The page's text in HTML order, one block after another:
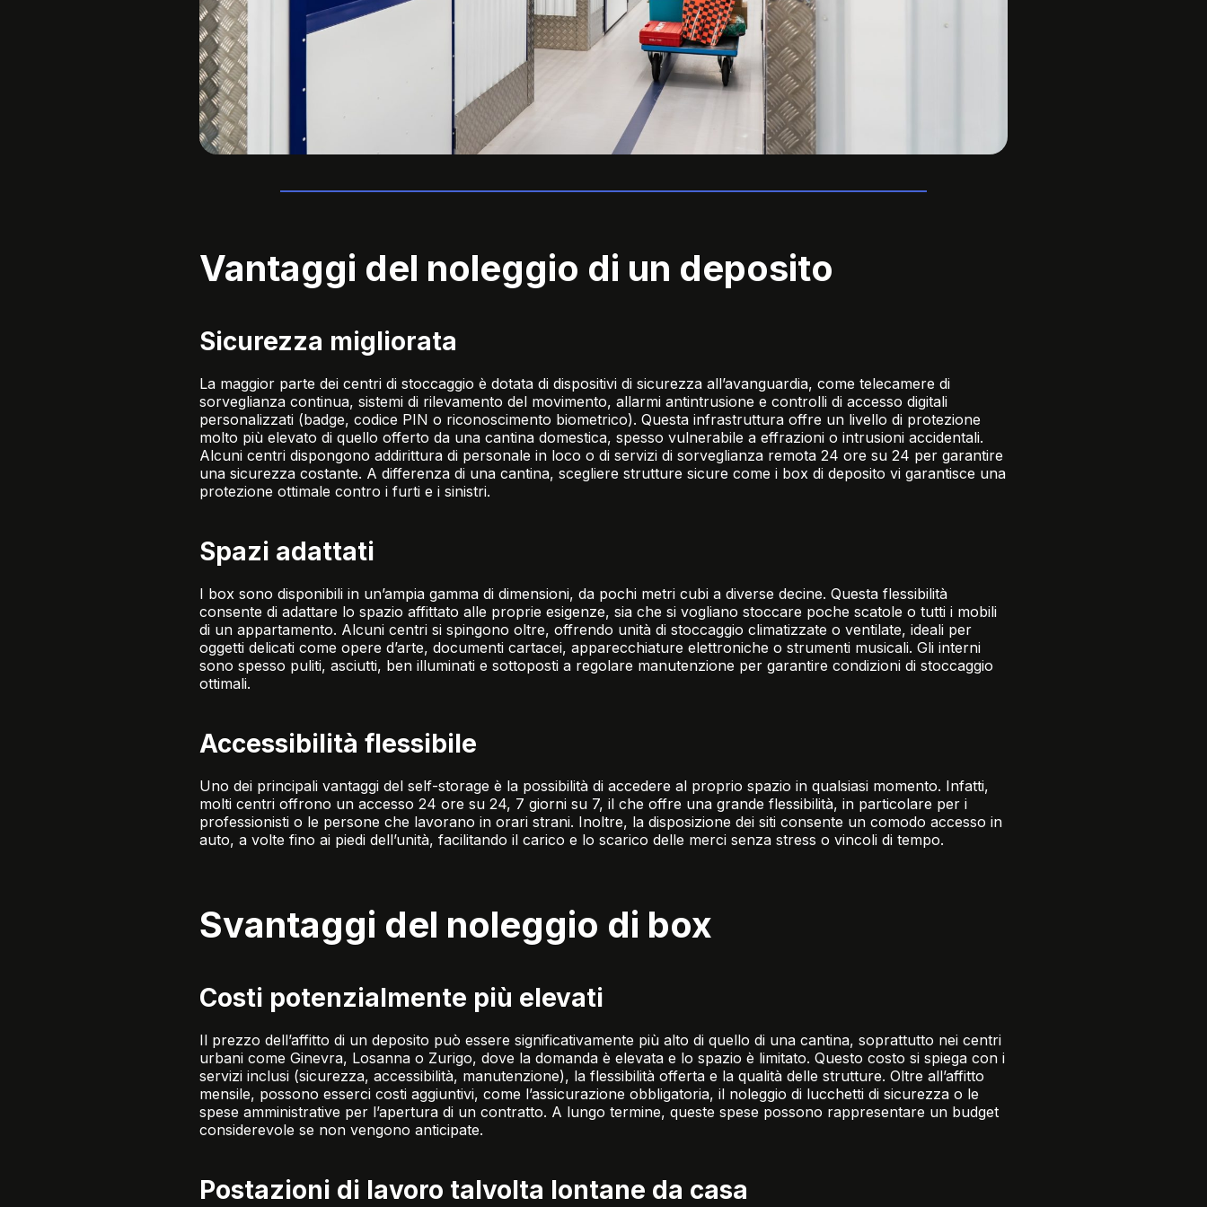
Vantaggi del noleggio di un deposito
Sicurezza migliorata
La maggior parte dei centri di stoccaggio è dotata di dispositivi di sicurezza all’avanguardia, come telecamere di
sorveglianza continua, sistemi di rilevamento del movimento, allarmi antintrusione e controlli di accesso digitali
personalizzati (badge, codice PIN o riconoscimento biometrico). Questa infrastruttura offre un livello di protezione
molto più elevato di quello offerto da una cantina domestica, spesso vulnerabile a effrazioni o intrusioni accidentali.
Alcuni centri dispongono addirittura di personale in loco o di servizi di sorveglianza remota 24 ore su 24 per garantire
una sicurezza costante. A differenza di una cantina, scegliere strutture sicure come i box di deposito vi garantisce una
protezione ottimale contro i furti e i sinistri.
Spazi adattati
I box sono disponibili in un’ampia gamma di dimensioni, da pochi metri cubi a diverse decine. Questa flessibilità
consente di adattare lo spazio affittato alle proprie esigenze, sia che si vogliano stoccare poche scatole o tutti i mobili
di un appartamento. Alcuni centri si spingono oltre, offrendo unità di stoccaggio climatizzate o ventilate, ideali per
oggetti delicati come opere d’arte, documenti cartacei, apparecchiature elettroniche o strumenti musicali. Gli interni
sono spesso puliti, asciutti, ben illuminati e sottoposti a regolare manutenzione per garantire condizioni di stoccaggio
ottimali.
Accessibilità flessibile
Uno dei principali vantaggi del self-storage è la possibilità di accedere al proprio spazio in qualsiasi momento. Infatti,
molti centri offrono un accesso 24 ore su 24, 7 giorni su 7, il che offre una grande flessibilità, in particolare per i
professionisti o le persone che lavorano in orari strani. Inoltre, la disposizione dei siti consente un comodo accesso in
auto, a volte fino ai piedi dell’unità, facilitando il carico e lo scarico delle merci senza stress o vincoli di tempo.
Svantaggi del noleggio di box
Costi potenzialmente più elevati
Il prezzo dell’affitto di un deposito può essere significativamente più alto di quello di una cantina, soprattutto nei centri
urbani come Ginevra, Losanna o Zurigo, dove la domanda è elevata e lo spazio è limitato. Questo costo si spiega con i
servizi inclusi (sicurezza, accessibilità, manutenzione), la flessibilità offerta e la qualità delle strutture. Oltre all’affitto
mensile, possono esserci costi aggiuntivi, come l’assicurazione obbligatoria, il noleggio di lucchetti di sicurezza o le
spese amministrative per l’apertura di un contratto. A lungo termine, queste spese possono rappresentare un budget
considerevole se non vengono anticipate.
Postazioni di lavoro talvolta lontane da casa